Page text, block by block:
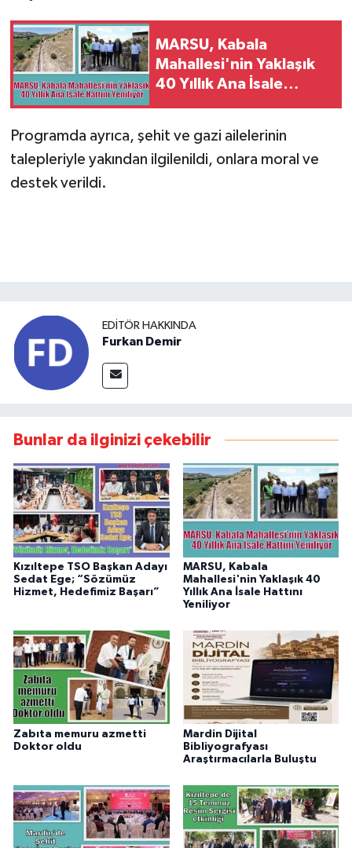
MARSU, Kabala
Mahallesi'nin Yaklaşık
40 Yıllık Ana İsale
Programda ayrıca, şehit ve gazi ailelerinin
talepleriyle yakından ilgilenildi, onlara moral ve
destek verildi.
EDITÖR HAKKINDA
Furkan Demir
Bunlar da ilginizi çekebilir
Kızıltepe TSO Başkan Adayı
Sedat Ege; “Sözümüz
Hizmet, Hedefimiz Başarı”
MARSU, Kabala
Mahallesi'nin Yaklaşık 40
Yıllık Ana İsale Hattını
Yeniliyor
Zabıta memuru azmetti
Doktor oldu
Mardin Dijital
Bibliyografyası
Araştırmacılarla Buluştu